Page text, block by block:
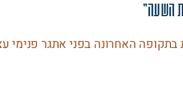
השעה"
האחרונה בפני אתגר פנימי